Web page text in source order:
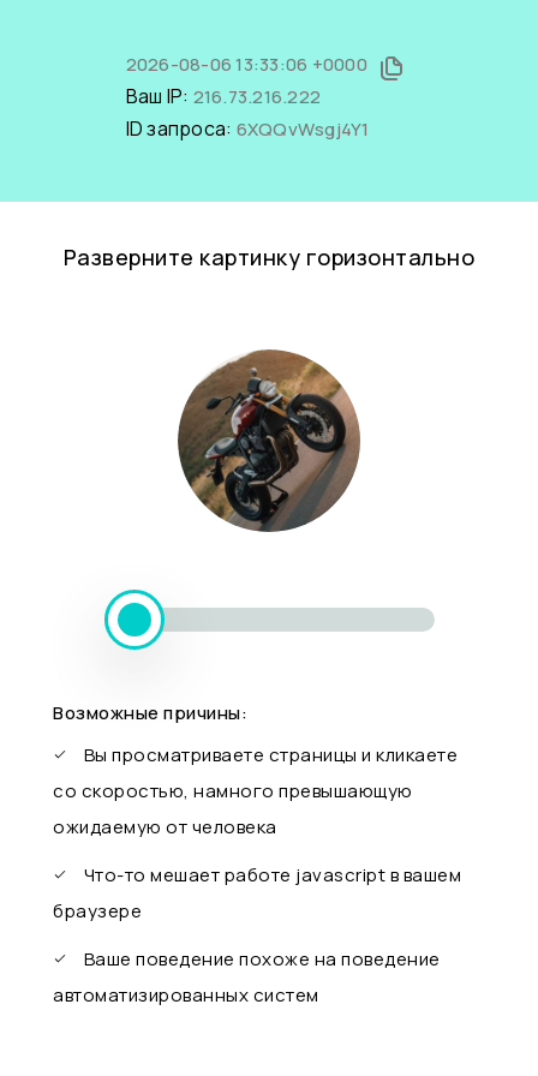
2026-08-06 13:33:06 +0000
Ваш IP: 216.73.216.222
ID запроса: 6XQQvWsgj4Y1
Разверните картинку горизонтально
Возможные причины:
Вы просматриваете страницы и кликаете
со скоростью, намного превышающую
ожидаемую от человека
Что-то мешает работе javascript в вашем
браузере
Ваше поведение похоже на поведение
автоматизированных систем